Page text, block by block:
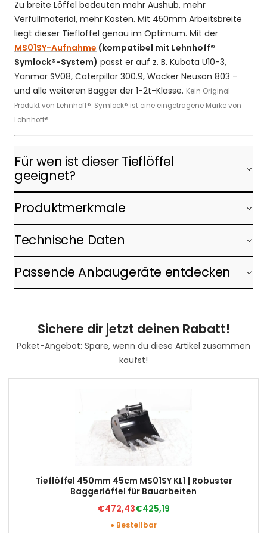
Zu breite Löffel bedeuten mehr Aushub, mehr
Verfüllmaterial, mehr Kosten. Mit 450mm Arbeitsbreite
liegt dieser Tieflöffel genau im Optimum. Mit der
MS01SY-Aufnahme (kompatibel mit Lehnhoff®
Symlock®-System) passt er auf z. B. Kubota U10-3,
Yanmar SV08, Caterpillar 300.9, Wacker Neuson 803 –
und alle weiteren Bagger der 1-2t-Klasse. Kein Original-
Produkt von Lehnhoff®. Symlock® ist eine eingetragene Marke von
Lehnhoff®.
Für wen ist dieser Tieflöffel
geeignet?
Produktmerkmale
Technische Daten
Passende Anbaugeräte entdecken
Sichere dir jetzt deinen Rabatt!
Paket-Angebot: Spare, wenn du diese Artikel zusammen
kaufst!
Tieflöffel 450mm 45cm MS01SY KL1 | Robuster
Baggerlöffel für Bauarbeiten
€472,43€425,19
● Bestellbar